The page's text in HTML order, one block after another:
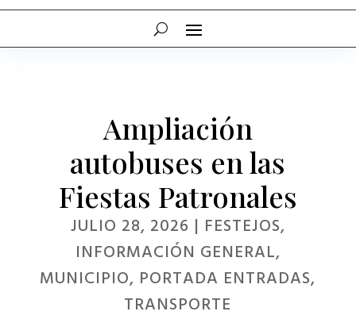
Ampliación
autobuses en las
Fiestas Patronales
JULIO 28, 2026 | FESTEJOS,
INFORMACIÓN GENERAL,
MUNICIPIO, PORTADA ENTRADAS,
TRANSPORTE